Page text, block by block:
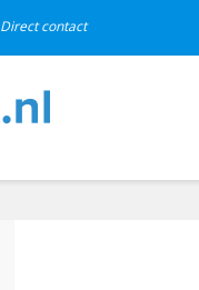
Direct contact